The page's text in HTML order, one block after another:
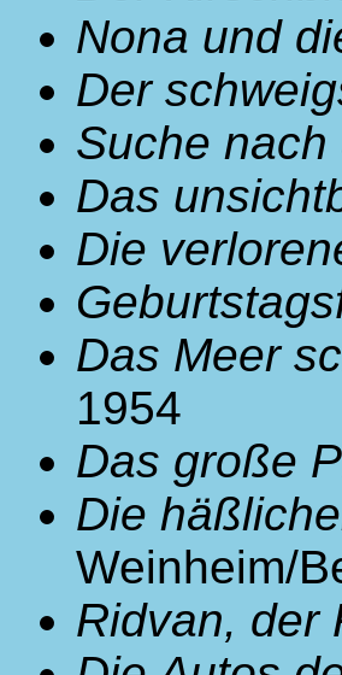
Nona und
Der
Suche nach
Das
Die
Das Meer
1954
Das große
Die
Weinheim/
Ridvan, der